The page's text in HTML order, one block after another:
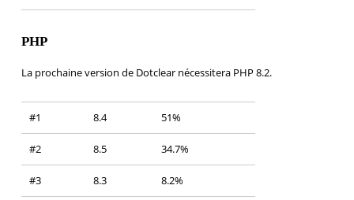
PHP
La prochaine version de Dotclear nécessitera PHP 8.2.
#1 8.4 51%
#2 8.5 34.7%
#3 8.3 8.2%